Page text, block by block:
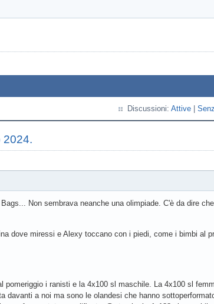
Discussioni: Attive
2024.
Non sembrava neanche una olimpiade. C'è da dire
dove miressi e Alexy toccano con i piedi, come i bimbi al
i ranisti e la 4x100 sl maschile. La 4x100 sl
a noi ma sono le olandesi che hanno